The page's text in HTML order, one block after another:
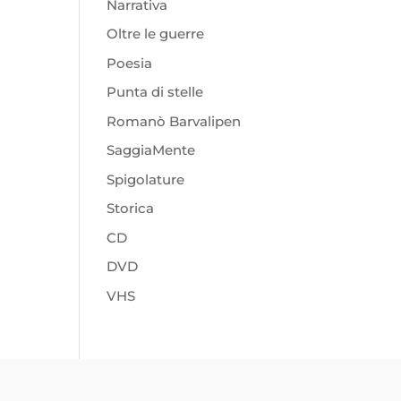
Narrativa
Oltre le guerre
Poesia
Punta di stelle
Romanò Barvalipen
SaggiaMente
Spigolature
Storica
CD
DVD
VHS